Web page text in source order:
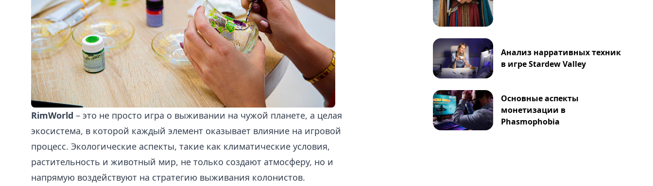
RimWorld – это не просто игра о выживании на чужой планете, а целая
экосистема, в которой каждый элемент оказывает влияние на игровой
процесс. Экологические аспекты, такие как климатические условия,
растительность и животный мир, не только создают атмосферу, но и
напрямую воздействуют на стратегию выживания колонистов.
Анализ нарративных техник
в игре Stardew Valley
Основные аспекты
монетизации в
Phasmophobia